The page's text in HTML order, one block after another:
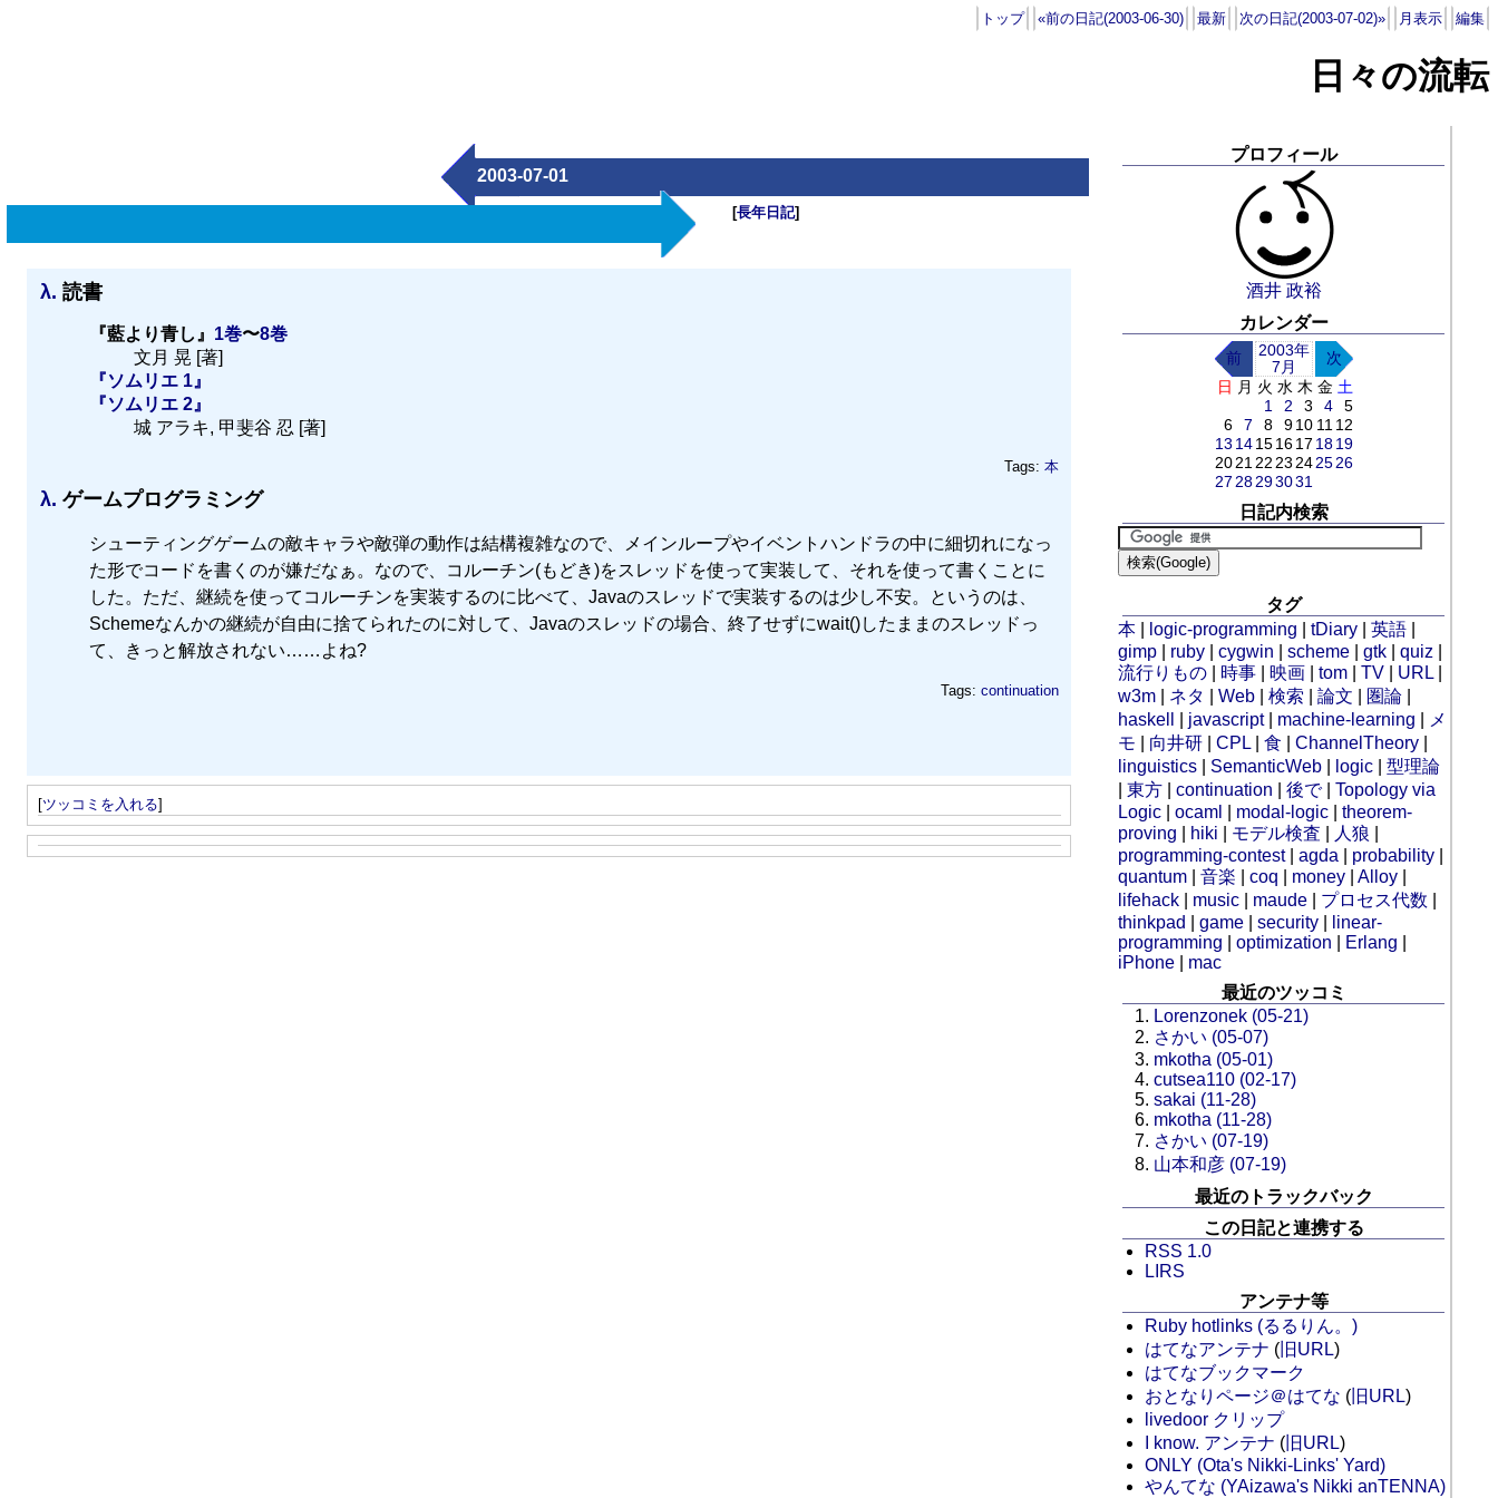
トップ «前の日記(2003-06-30) 最新 次の日記(2003-07-02)» 月表示 編集
日々の流転
2003-07-01
[長年日記]
λ. 読書
『藍より青し』 1巻〜8巻
文月 晃 [著]
『ソムリエ 1』
『ソムリエ 2』
城 アラキ, 甲斐谷 忍 [著]
Tags: 本
λ. ゲームプログラミング
シューティングゲームの敵キャラや敵弾の動作は結構複雑なので、メインループやイベントハンドラの中に細切れになっ
た形でコードを書くのが嫌だなぁ。なので、コルーチン(もどき)をスレッドを使って実装して、それを使って書くことに
した。ただ、継続を使ってコルーチンを実装するのに比べて、Javaのスレッドで実装するのは少し不安。というのは、
Schemeなんかの継続が自由に捨てられたのに対して、Javaのスレッドの場合、終了せずにwait()したままのスレッドっ
て、きっと解放されない……よね?
Tags: continuation
[ツッコミを入れる]
プロフィール
酒井 政裕
カレンダー
前
2003年
7月
次
日 月 火 水 木 金 土
1
2 3 4
5
6
7 8 9 10 11 12
13 14 15 16 17 18 19
20 21 22 23 24 25 26
27 28 293031
日記内検索
タグ
本
logic-programming |tDiary |英語
gimp
ruby |cygwin |scheme |gtk |quiz
流行りもの
時事 映画 |tom |TV URL
w3m
ネタ |Web |検索 |論文 圏論
haskell
javascript| machine-learning
メ
モ
向井研 |CPL |食 |ChannelTheory
linguistics
SemanticWeb logic |型理論
|東方 |continuation |後で|Topology via
Logic |ocaml modal-logic |theorem-
proving
hiki モデル検査 人狼
programming-contest|agda probability
quantum |音楽 |coq money |Alloy
lifehack
music maude プロセス代数
thinkpad
|game |security
linear-
programming |optimization Erlang
iPhone
mac
最近のツッコミ
Lorenzonek (05-21)
さかい (05-07)
mkotha (05-01)
cutsea110 (02-17)
sakai (11-28)
mkotha (11-28)
さかい (07-19)
山本和彦 (07-19)
最近のトラックバック
この日記と連携する
RSS 1.0
LIRS
アンテナ等
Ruby hotlinks (るるりん。)
はてなアンテナ ( 旧URL)
はてなブックマーク
おとなりページ＠はてな ( 旧URL)
livedoor クリップ
I know. アンテナ ( 旧URL)
ONLY (Ota's Nikki-Links' Yard)
やんてな (YAizawa's Nikki anTENNA)